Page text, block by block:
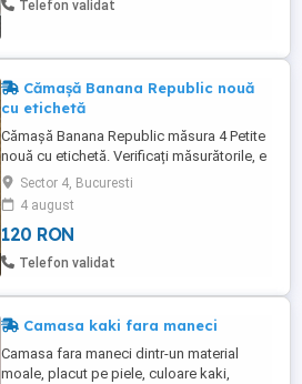
Telefon validat
Cămașă Banana Republic nouă
cu etichetă
Cămașă Banana Republic măsura 4 Petite
nouă cu etichetă. Verificați măsurătorile, e
potrivită pentru un S-M. Material subțire,
elastic. Model din anul 2016, cumpărată
din State. Depozitată corespunzător.
Sector 4, Bucuresti
4 august
120 RON
Telefon validat
Camasa kaki fara maneci
Camasa fara maneci dintr-un material
moale, placut pe piele, culoare kaki,